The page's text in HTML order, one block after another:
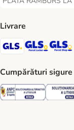
PLATĂ RAMBURS
Livrare
GLS Shipping
GLS
Cumpărături sigure
Security